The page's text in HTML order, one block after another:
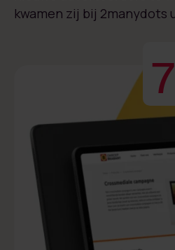
kwamen zij bij 2manydots